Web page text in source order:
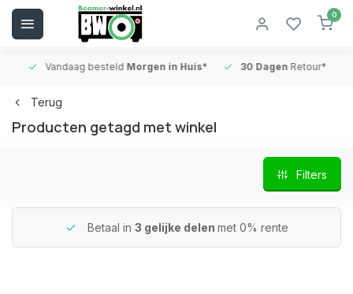
0
Vandaag besteldMorgen in Huis* 30 DagenRetour*
Terug
Producten getagd met winkel
Filters
Betaal in 3 gelijke delen met 0% rente